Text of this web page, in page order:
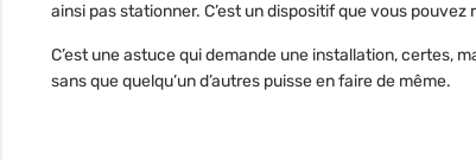
ainsi pas stationner. C’est un dispositif que vous
C’est une astuce qui demande une installation, certes,
sans que quelqu’un d’autres puisse en faire de même.